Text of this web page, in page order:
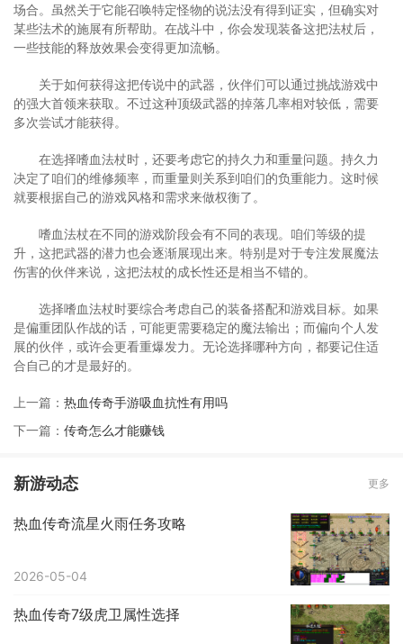
场合。虽然关于它能召唤特定怪物的说法没有得到证实，但确实对
某些法术的施展有所帮助。在战斗中，你会发现装备这把法杖后，
一些技能的释放效果会变得更加流畅。
关于如何获得这把传说中的武器，伙伴们可以通过挑战游戏中
的强大首领来获取。不过这种顶级武器的掉落几率相对较低，需要
多次尝试才能获得。
在选择嗜血法杖时，还要考虑它的持久力和重量问题。持久力
决定了咱们的维修频率，而重量则关系到咱们的负重能力。这时候
就要根据自己的游戏风格和需求来做权衡了。
嗜血法杖在不同的游戏阶段会有不同的表现。咱们等级的提
升，这把武器的潜力也会逐渐展现出来。特别是对于专注发展魔法
伤害的伙伴来说，这把法杖的成长性还是相当不错的。
选择嗜血法杖时要综合考虑自己的装备搭配和游戏目标。如果
是偏重团队作战的话，可能更需要稳定的魔法输出；而偏向个人发
展的伙伴，或许会更看重爆发力。无论选择哪种方向，都要记住适
合自己的才是最好的。
上一篇： 热血传奇手游吸血抗性有用吗
下一篇： 传奇怎么才能赚钱
新游动态 更多
热血传奇流星火雨任务攻略
2026-05-04
热血传奇7级虎卫属性选择